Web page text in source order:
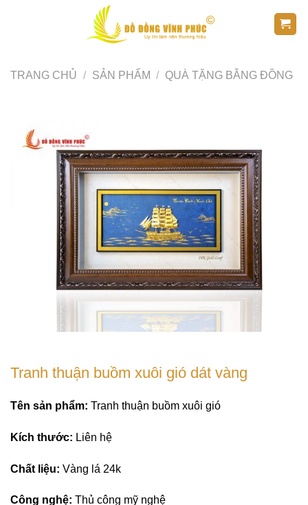
TRANG CHỦ / SẢN PHẨM / QUÀ TẶNG BẰNG ĐỒNG
Tranh thuận buồm xuôi gió dát vàng
Tên sản phẩm: Tranh thuận buồm xuôi gió
Kích thước: Liên hệ
Chất liệu: Vàng lá 24k
Công nghệ: Thủ công mỹ nghệ